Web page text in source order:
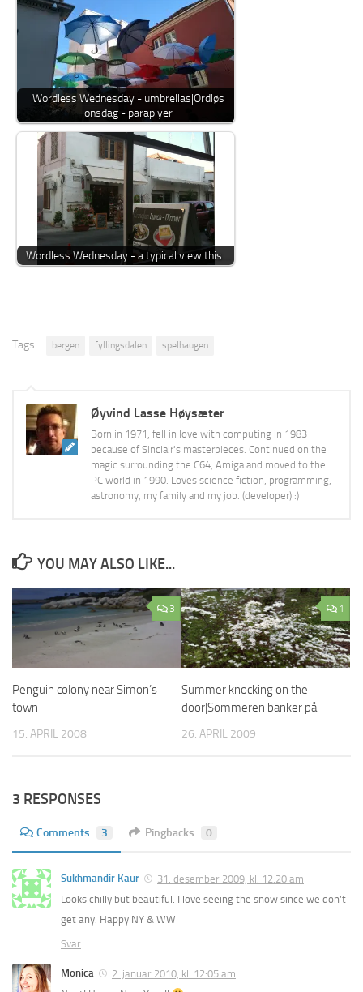
Wordless Wednesday - umbrellas|Ordløs
onsdag - paraplyer
Wordless Wednesday - a typical view this…
Tags: bergen fyllingsdalen spelhaugen
Øyvind Lasse Høysæter
Born in 1971, fell in love with computing in 1983
because of Sinclair's masterpieces. Continued on the
magic surrounding the C64, Amiga and moved to the
PC world in 1990. Loves science fiction, programming,
astronomy, my family and my job. (developer) :)
YOU MAY ALSO LIKE...
3
Penguin colony near Simon’s
town
15. APRIL 2008
1
Summer knocking on the
door|Sommeren banker på
26. APRIL 2009
3 RESPONSES
Comments 3 Pingbacks 0
Sukhmandir Kaur
31. desember 2009, kl. 12:20 am
Looks chilly but beautiful. I love seeing the snow since we don’t
get any. Happy NY & WW
Svar
Monica
2. januar 2010, kl. 12:05 am